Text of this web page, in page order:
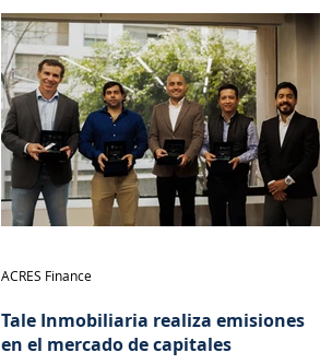
atractiva para empresas que operan en el
sector inmobiliario. Esta modalidad
permite a las desarrolladoras inmobiliarias
monetizar flujos futuros de efectivo a
través de la emisión de valores negociables
en el
Tale Inmobiliaria realiza emisiones
en el mercado de capitales
ACRES Finance